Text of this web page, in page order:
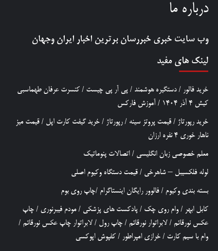
درباره ما
وب سایت خبری خبررسان برترین اخبار ایران وجهان
لینک های مفید
خرید فالور / دستگیره هوشمند / پی آر پی چیست / کنسرت عرفان طهماسبی
کیش 4 آذر 1404
/ آموزش فارکس
خرید رپورتاژ / قیمت پروتز سینه /رپورتاژ / خرید گیفت کارت اپل / قیمت میز
ناهار خوری 4 نفره ارزان
معلم خصوصی زبان انگلیسی / اتصالات پنوماتیک
لوله فلکسیبل – شاهرخی / قیمت دستگاه وکیوم اصلی
بسته بندی وکیوم / فالوور رایگان اینستاگرام /چاپ روی بوم
کابل ابهر / وام روی چک / پادکست های پزشکی / مودم فیبرنوری / چاپ
عکس نورقائم / لابراتوار نورقائم / چاپ رول / لابراتوار چاپ عکس نورقائم /
وام با سیم کارت / خرازی امپراطور / کفپوش اپوکسی